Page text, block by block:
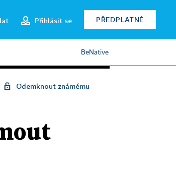
Přihlásit se PŘEDPLATNÉ
BeNative
Odemknout známému